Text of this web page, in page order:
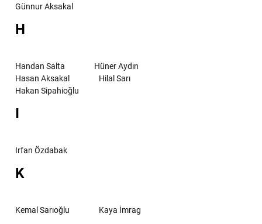
Günnur Aksakal
H
Handan Salta
Hüner Aydın
Hasan Aksakal
Hilal Sarı
Hakan Sipahioğlu
I
Irfan Özdabak
K
Kemal Sarıoğlu Kaya İmrag